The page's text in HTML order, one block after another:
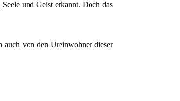
und Geist erkannt. Doch das
von den Ureinwohner dieser